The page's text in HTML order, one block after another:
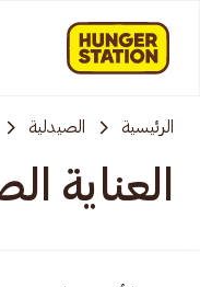
الرئيسية الصيدلية
العناية